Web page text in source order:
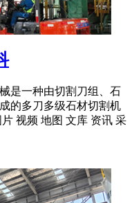
是一种由切割刀组、石
的多刀多级石材切割机
视频 地图 文库 资讯 采